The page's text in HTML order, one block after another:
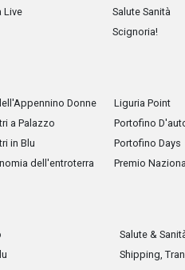
Live
Salute Sanità
Scignoria!
Donne
a Palazzo
in Blu
dell'entroterra
Liguria Point
Portofino
Portofino Days
Premio
Salute &
Shipping,